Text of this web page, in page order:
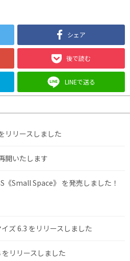
シェア
後で読む
LINEで送る
リリースしました
開いたします
《Small Space》 を発売しました！
ズ 6.3 をリリースしました
リリースしました